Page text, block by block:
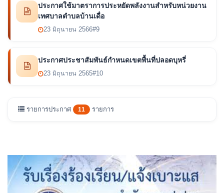
ประกาศใช้มาตราการประหยัดพลังงานสำหรับหน่วยงาน
เทศบาลตำบลบ้านเดื่อ
23 มิถุนายน 2566#9
ประกาศประชาสัมพันธ์กำหนดเขตพื้นที่ปลอดบุหรี่
23 มิถุนายน 2565#10
รายการประกาศ 11 รายการ